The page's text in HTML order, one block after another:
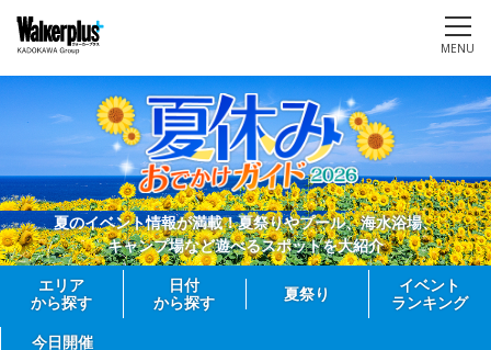
MENU
夏のイベント情報が満載！夏祭りやプール、海水浴場、
キャンプ場など遊べるスポットを大紹介
エリア
から探す
日付
から探す
夏祭り
イベント
ランキング
今日開催